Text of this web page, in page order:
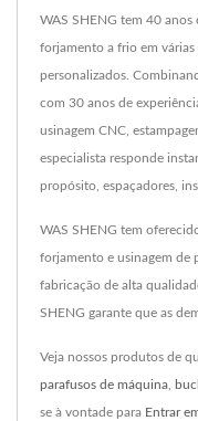
WAS SHENG tem 40 anos
forjamento a frio em várias
personalizados.
com 30 anos de
usinagem CNC,
especialista responde
propósito, espaçadores,
WAS SHENG tem
forjamento e usinagem de
fabricação de alta
SHENG garante que as
Veja nossos produtos de
parafusos de máquina,
se à vontade para Entrar